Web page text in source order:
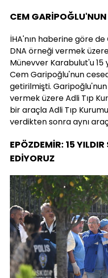
CEM
İHA'nın haberine göre
DNA örneği vermek
Münevver Karabulut'u
Cem Garipoğlu'nun
getirilmişti.
vermek üzere Adli Tıp
bir araçla Adli Tıp
verdikten sonra aynı
EPÖZDEMİR: 15
EDİYORUZ